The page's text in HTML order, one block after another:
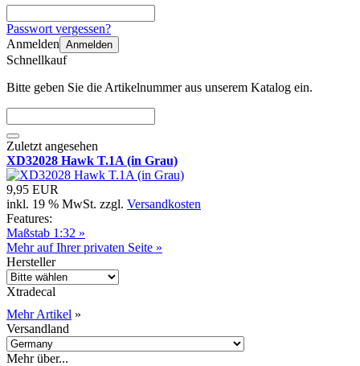
Passwort vergessen?
Anmelden Anmelden
Schnellkauf
Bitte geben Sie die Artikelnummer aus unserem Katalog ein.
Zuletzt angesehen
XD32028 Hawk T.1A (in Grau)
9,95 EUR
inkl. 19 % MwSt. zzgl. Versandkosten
Features:
Maßstab 1:32 »
Mehr auf Ihrer privaten Seite »
Hersteller
Xtradecal
Mehr Artikel »
Versandland
Mehr über...